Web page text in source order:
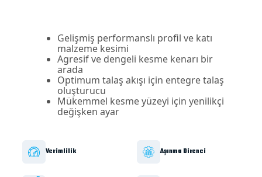
Gelişmiş performanslı profil ve katı
malzeme kesimi
Agresif ve dengeli kesme kenarı bir
arada
Optimum talaş akışı için entegre talaş
oluşturucu
Mükemmel kesme yüzeyi için yenilikçi
değişken ayar
Verimlilik Aşınma Direnci